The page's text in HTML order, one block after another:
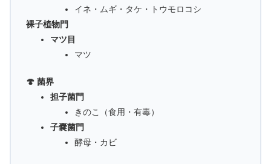
イネ・ムギ・タケ・トウモロコシ
裸子植物門
マツ目
マツ
🍄 菌界
担子菌門
きのこ（食用・有毒）
子嚢菌門
酵母・カビ